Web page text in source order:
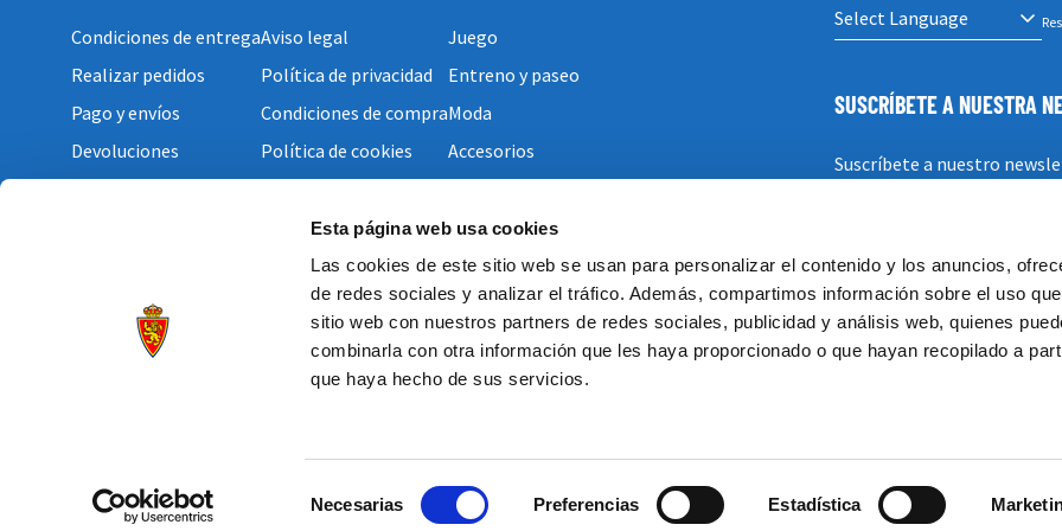
Esta página web usa cookies
Las cookies de este sitio web se usan para personalizar el contenido y los anuncios,
de redes sociales y analizar el tráfico. Además, compartimos información sobre el uso
sitio web con nuestros partners de redes sociales, publicidad y análisis web, quienes
combinarla con otra información que les haya proporcionado o que hayan recopilado a
que haya hecho de sus servicios.
Necesarias Preferencias Estadística
Condiciones de entrega
Realizar pedidos
Pago y envíos
Devoluciones
Aviso legal
Política de privacidad
Condiciones de compra
Política de cookies
Juego
Entreno y paseo
Moda
Accesorios
SUSCRÍBETE A NUESTRA
Suscríbete a nuestro